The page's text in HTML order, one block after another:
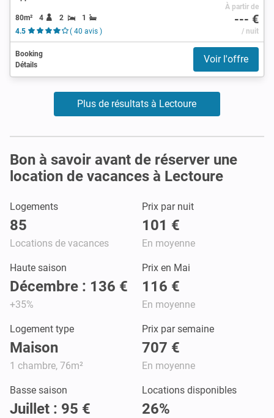
80m² 4 2
1
4.5
( 40 avis )
À partir de
--- €
/ nuit
Booking
Détails
Voir l'offre
Plus de résultats à Lectoure
Bon à savoir avant de réserver une
location de vacances à Lectoure
Logements
85
Locations de vacances
Prix par nuit
101 €
En moyenne
Haute saison
Décembre : 136 €
+35%
Prix en Mai
116 €
En moyenne
Logement type
Maison
1 chambre, 76m²
Prix par semaine
707 €
En moyenne
Basse saison
Juillet : 95 €
Locations disponibles
26%